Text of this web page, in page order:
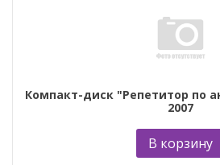
Компакт-диск "Репетитор по
2007
В корзину